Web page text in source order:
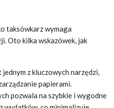
taksówkarz wymaga
Oto kilka wskazówek, jak
jednym z kluczowych narzędzi,
papierami.
pozwala na szybkie i wygodne